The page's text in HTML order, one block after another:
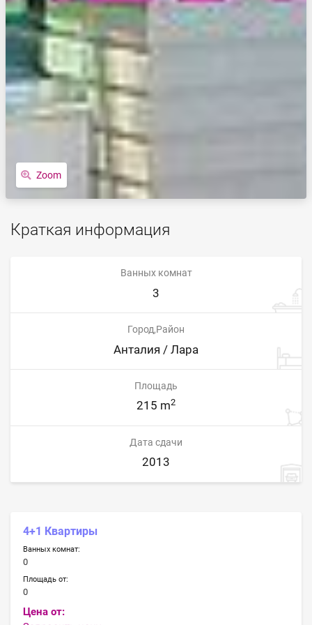
Zoom
Краткая информация
Ванных комнат
3
Город,Район
Анталия / Лара
Площадь
215 m2
Дата сдачи
2013
4+1 Квартиры
Ванных комнат:
0
Площадь от:
0
Цена от: